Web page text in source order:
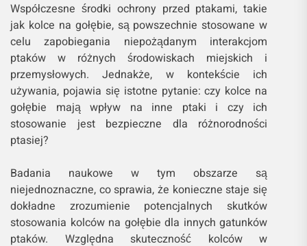
Współczesne środki ochrony przed ptakami, takie
jak kolce na gołębie, są powszechnie stosowane w
celu zapobiegania niepożądanym interakcjom
ptaków w różnych środowiskach miejskich i
przemysłowych. Jednakże, w kontekście ich
używania, pojawia się istotne pytanie: czy kolce na
gołębie mają wpływ na inne ptaki i czy ich
stosowanie jest bezpieczne dla różnorodności
ptasiej?
Badania naukowe w tym obszarze są
niejednoznaczne, co sprawia, że konieczne staje się
dokładne zrozumienie potencjalnych skutków
stosowania kolców na gołębie dla innych gatunków
ptaków. Względna skuteczność kolców w